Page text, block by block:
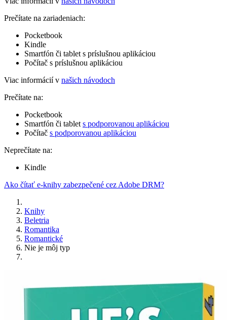
Prečítate na zariadeniach:
Pocketbook
Kindle
Smartfón či tablet s príslušnou aplikáciou
Počítač s príslušnou aplikáciou
Viac informácií v našich návodoch
Prečítate na:
Pocketbook
Smartfón či tablet s podporovanou aplikáciou
Počítač s podporovanou aplikáciou
Neprečítate na:
Kindle
Ako čítať e-knihy zabezpečené cez Adobe DRM?
Knihy
Beletria
Romantika
Romantické
Nie je môj typ